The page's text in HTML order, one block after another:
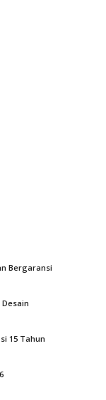
Bergaransi
15 Tahun